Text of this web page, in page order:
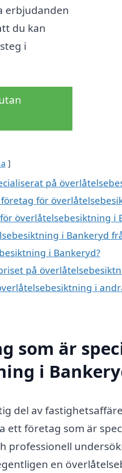
erbjudanden
du kan
i
på
för
överlåtelsebesiktning i
i Bankeryd
i Bankeryd?
på
i
som är
i
del av
ett företag som är
professionell
en